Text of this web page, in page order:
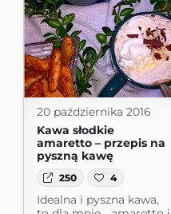
20 października 2016
Kawa słodkie
amaretto – przepis na
pyszną kawę
250 4
Idealna i pyszna kawa,